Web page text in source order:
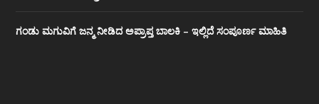
ಗಂಡು ಮಗುವಿಗೆ ಜನ್ಮ ನೀಡಿದ ಅಪ್ರಾಪ್ತ ಬಾಲಕಿ – ಇಲ್ಲಿದೆ ಸಂಪೂರ್ಣ ಮಾಹಿತಿ